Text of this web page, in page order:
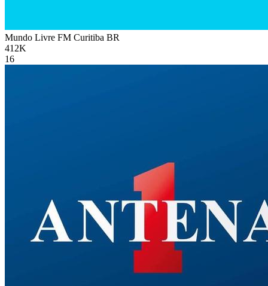
Mundo Livre FM Curitiba BR
412K
16